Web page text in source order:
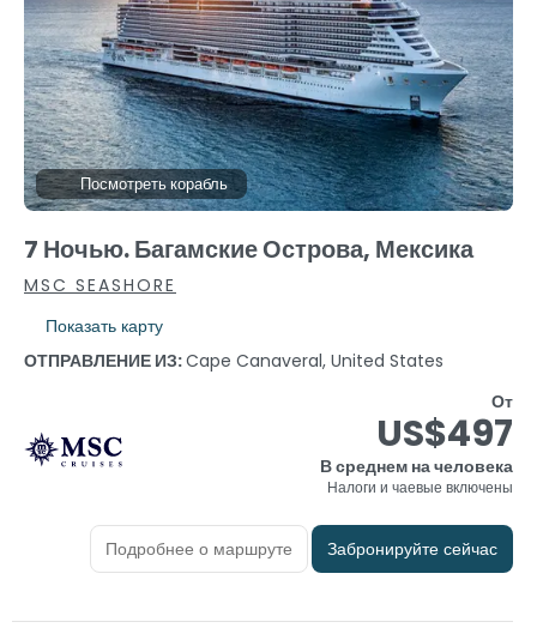
Посмотреть корабль
7 Ночью. Багамские Острова, Мексика
MSC SEASHORE
Показать карту
ОТПРАВЛЕНИЕ ИЗ:Cape Canaveral, United States
От
US$497
В среднем на человека
Налоги и чаевые включены
Подробнее о маршруте Забронируйте сейчас